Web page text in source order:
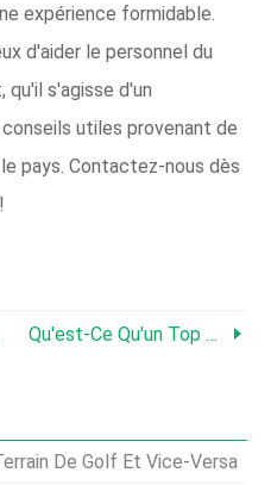
expérience formidable.
d'aider le personnel du
qu'il s'agisse d'un
utiles provenant de
pays. Contactez-nous dès
Qu'est-Ce Qu'un Top Dresser ?
De Golf Et Vice-Versa